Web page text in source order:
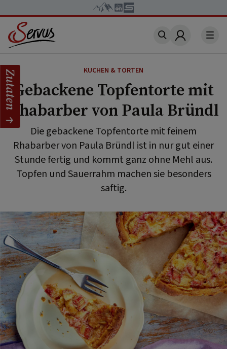
Account
KUCHEN & TORTEN
Gebackene Topfentorte mit
Rhabarber von Paula Bründl
Die gebackene Topfentorte mit feinem
Rhabarber von Paula Bründl ist in nur gut einer
Stunde fertig und kommt ganz ohne Mehl aus.
Topfen und Sauerrahm machen sie besonders
saftig.
Zutaten